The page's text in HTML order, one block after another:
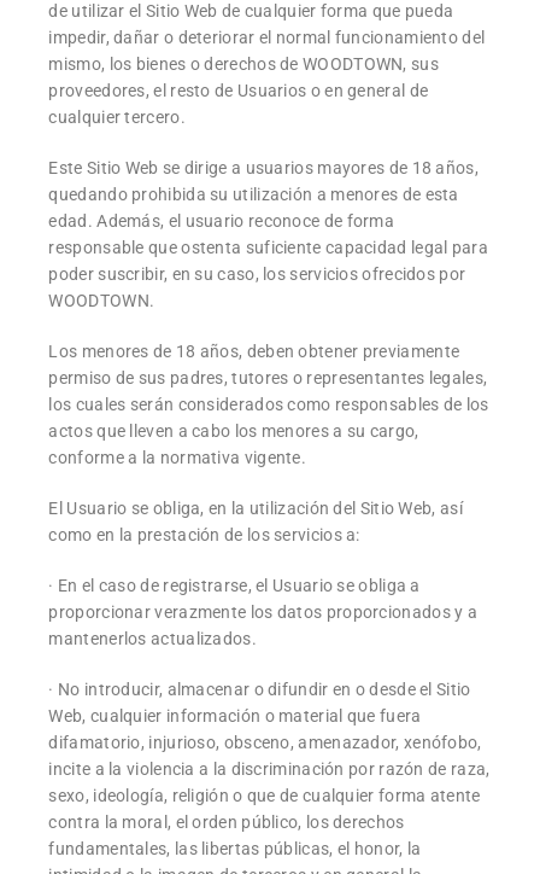
de utilizar el Sitio Web de cualquier forma que pueda
impedir, dañar o deteriorar el normal funcionamiento del
mismo, los bienes o derechos de WOODTOWN, sus
proveedores, el resto de Usuarios o en general de
cualquier tercero.
Este Sitio Web se dirige a usuarios mayores de 18 años,
quedando prohibida su utilización a menores de esta
edad. Además, el usuario reconoce de forma
responsable que ostenta suficiente capacidad legal para
poder suscribir, en su caso, los servicios ofrecidos por
WOODTOWN.
Los menores de 18 años, deben obtener previamente
permiso de sus padres, tutores o representantes legales,
los cuales serán considerados como responsables de los
actos que lleven a cabo los menores a su cargo,
conforme a la normativa vigente.
El Usuario se obliga, en la utilización del Sitio Web, así
como en la prestación de los servicios a:
· En el caso de registrarse, el Usuario se obliga a
proporcionar verazmente los datos proporcionados y a
mantenerlos actualizados.
· No introducir, almacenar o difundir en o desde el Sitio
Web, cualquier información o material que fuera
difamatorio, injurioso, obsceno, amenazador, xenófobo,
incite a la violencia a la discriminación por razón de raza,
sexo, ideología, religión o que de cualquier forma atente
contra la moral, el orden público, los derechos
fundamentales, las libertas públicas, el honor, la